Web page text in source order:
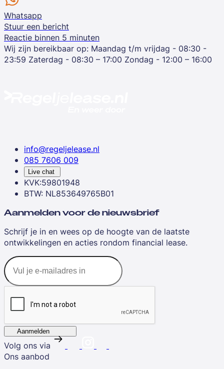
Whatsapp
Stuur een bericht
Reactie binnen 5 minuten
Wij zijn bereikbaar op: Maandag t/m vrijdag - 08:30 -
23:59 Zaterdag - 08:30 – 17:00 Zondag - 12:00 – 16:00
info@regeljelease.nl
085 7606 009
Live chat
KVK:59801948
BTW: NL853649765B01
Aanmelden voor de nieuwsbrief
Schrijf je in en wees op de hoogte van de laatste
ontwikkelingen en acties rondom financial lease.
Aanmelden
Volg ons via
Ons aanbod